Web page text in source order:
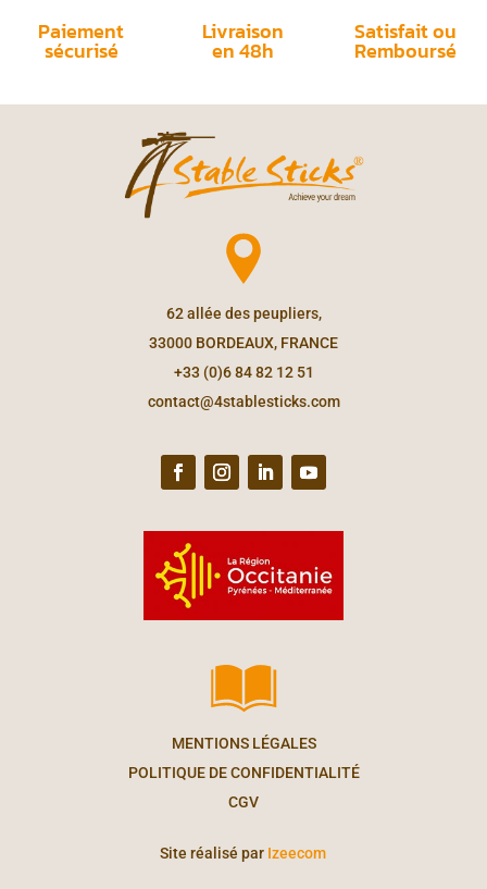
Paiement
sécurisé
Livraison
en 48h
Satisfait ou
Remboursé
62 allée des peupliers,
33000 BORDEAUX, FRANCE
+33 (0)6 84 82 12 51
contact@4stablesticks.com
MENTIONS LÉGALES
POLITIQUE DE CONFIDENTIALITÉ
CGV
Site réalisé par Izeecom